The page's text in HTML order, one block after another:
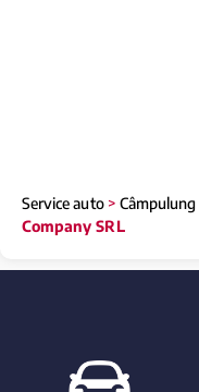
Service auto> Câmpulung
Company SRL